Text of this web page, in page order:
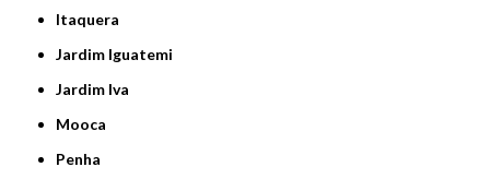
Itaquera
Jardim Iguatemi
Jardim Iva
Mooca
Penha